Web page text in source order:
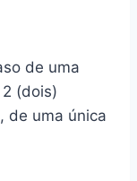
de uma
(dois)
de uma única